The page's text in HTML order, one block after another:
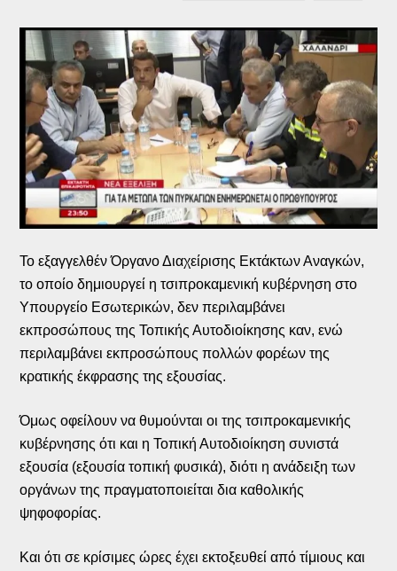
Το εξαγγελθέν Όργανο Διαχείρισης Εκτάκτων Αναγκών,
το οποίο δημιουργεί η τσιπροκαμενική κυβέρνηση στο
Υπουργείο Εσωτερικών, δεν περιλαμβάνει
εκπροσώπους της Τοπικής Αυτοδιοίκησης καν, ενώ
περιλαμβάνει εκπροσώπους πολλών φορέων της
κρατικής έκφρασης της εξουσίας.
Όμως οφείλουν να θυμούνται οι της τσιπροκαμενικής
κυβέρνησης ότι και η Τοπική Αυτοδιοίκηση συνιστά
εξουσία (εξουσία τοπική φυσικά), διότι η ανάδειξη των
οργάνων της πραγματοποιείται δια καθολικής
ψηφοφορίας.
Και ότι σε κρίσιμες ώρες έχει εκτοξευθεί από τίμιους και